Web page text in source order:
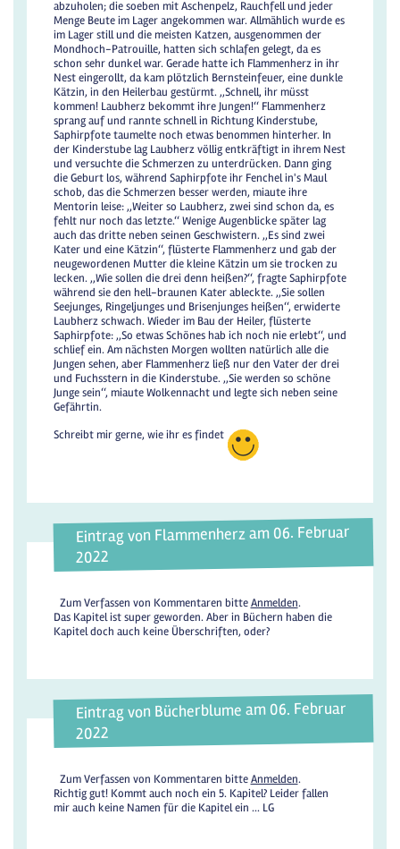
abzuholen; die soeben mit Aschenpelz, Rauchfell und jeder
Menge Beute im Lager angekommen war. Allmählich wurde es
im Lager still und die meisten Katzen, ausgenommen der
Mondhoch-Patrouille, hatten sich schlafen gelegt, da es
schon sehr dunkel war. Gerade hatte ich Flammenherz in ihr
Nest eingerollt, da kam plötzlich Bernsteinfeuer, eine dunkle
Kätzin, in den Heilerbau gestürmt. ,,Schnell, ihr müsst
kommen! Laubherz bekommt ihre Jungen!‘‘ Flammenherz
sprang auf und rannte schnell in Richtung Kinderstube,
Saphirpfote taumelte noch etwas benommen hinterher. In
der Kinderstube lag Laubherz völlig entkräftigt in ihrem Nest
und versuchte die Schmerzen zu unterdrücken. Dann ging
die Geburt los, während Saphirpfote ihr Fenchel in's Maul
schob, das die Schmerzen besser werden, miaute ihre
Mentorin leise: ,,Weiter so Laubherz, zwei sind schon da, es
fehlt nur noch das letzte.‘‘ Wenige Augenblicke später lag
auch das dritte neben seinen Geschwistern. ,,Es sind zwei
Kater und eine Kätzin‘‘, flüsterte Flammenherz und gab der
neugewordenen Mutter die kleine Kätzin um sie trocken zu
lecken. ,,Wie sollen die drei denn heißen?‘‘, fragte Saphirpfote
während sie den hell-braunen Kater ableckte. ,,Sie sollen
Seejunges, Ringeljunges und Brisenjunges heißen‘‘, erwiderte
Laubherz schwach. Wieder im Bau der Heiler, flüsterte
Saphirpfote: ,,So etwas Schönes hab ich noch nie erlebt‘‘, und
schlief ein. Am nächsten Morgen wollten natürlich alle die
Jungen sehen, aber Flammenherz ließ nur den Vater der drei
und Fuchsstern in die Kinderstube. ,,Sie werden so schöne
Junge sein‘‘, miaute Wolkennacht und legte sich neben seine
Gefährtin.
Schreibt mir gerne, wie ihr es findet
Eintrag von Flammenherz am 06. Februar
2022
Zum Verfassen von Kommentaren bitteAnmelden.
Das Kapitel ist super geworden. Aber in Büchern haben die
Kapitel doch auch keine Überschriften, oder?
Eintrag von Bücherblume am 06. Februar
2022
Zum Verfassen von Kommentaren bitteAnmelden.
Richtig gut! Kommt auch noch ein 5. Kapitel? Leider fallen
mir auch keine Namen für die Kapitel ein ... LG